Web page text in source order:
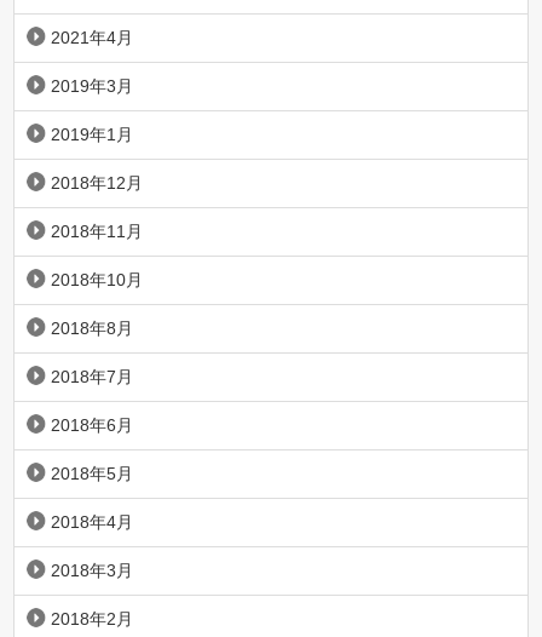
2021年4月
2019年3月
2019年1月
2018年12月
2018年11月
2018年10月
2018年8月
2018年7月
2018年6月
2018年5月
2018年4月
2018年3月
2018年2月